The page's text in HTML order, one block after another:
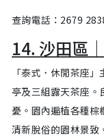
查詢電話：2679
14. 沙田區
「泰式．休閒茶座
亭及三組露天茶座。
憂。園內遍植各種棕
清新脫俗的園林景致